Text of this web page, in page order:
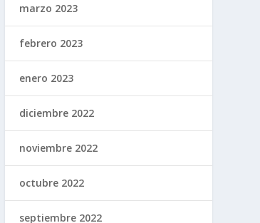
marzo 2023
febrero 2023
enero 2023
diciembre 2022
noviembre 2022
octubre 2022
septiembre 2022